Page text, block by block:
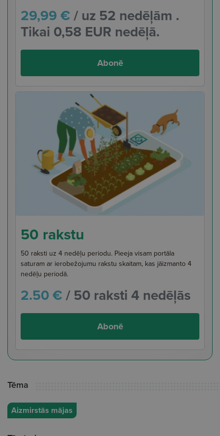
29,99 €/ uz 52 nedēļām .
Tikai 0,58 EUR nedēļā.
Abonē
50 rakstu
50 raksti uz 4 nedēļu periodu. Pieeja visam portāla
saturam ar ierobežojumu rakstu skaitam, kas jāizmanto 4
nedēļu periodā.
2.50 €/ 50 raksti 4 nedēļās
Abonē
Tēma
Aizmirstās mājas